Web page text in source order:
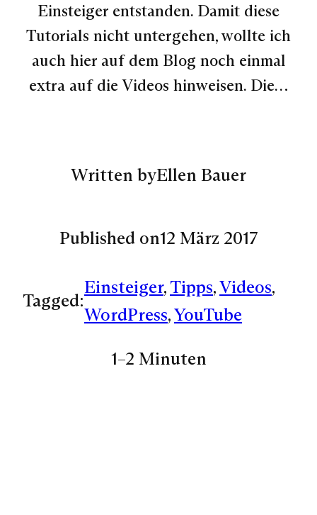
Einsteiger entstanden. Damit diese
Tutorials nicht untergehen, wollte ich
auch hier auf dem Blog noch einmal
extra auf die Videos hinweisen. Die…
Written byEllen Bauer
Published on12 März 2017
Tagged:
Einsteiger, Tipps, Videos
WordPress, YouTube
1–2 Minuten